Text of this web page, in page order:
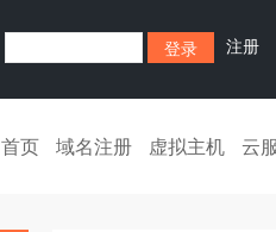
注册
首页 域名注册 虚拟主机 云